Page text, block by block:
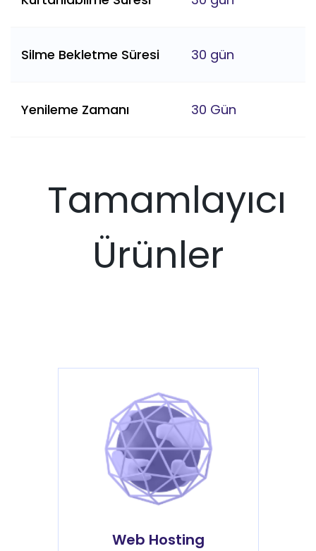
Silme Bekletme Süresi 30 gün
Yenileme Zamanı 30 Gün
Tamamlayıcı
Ürünler
Web Hosting